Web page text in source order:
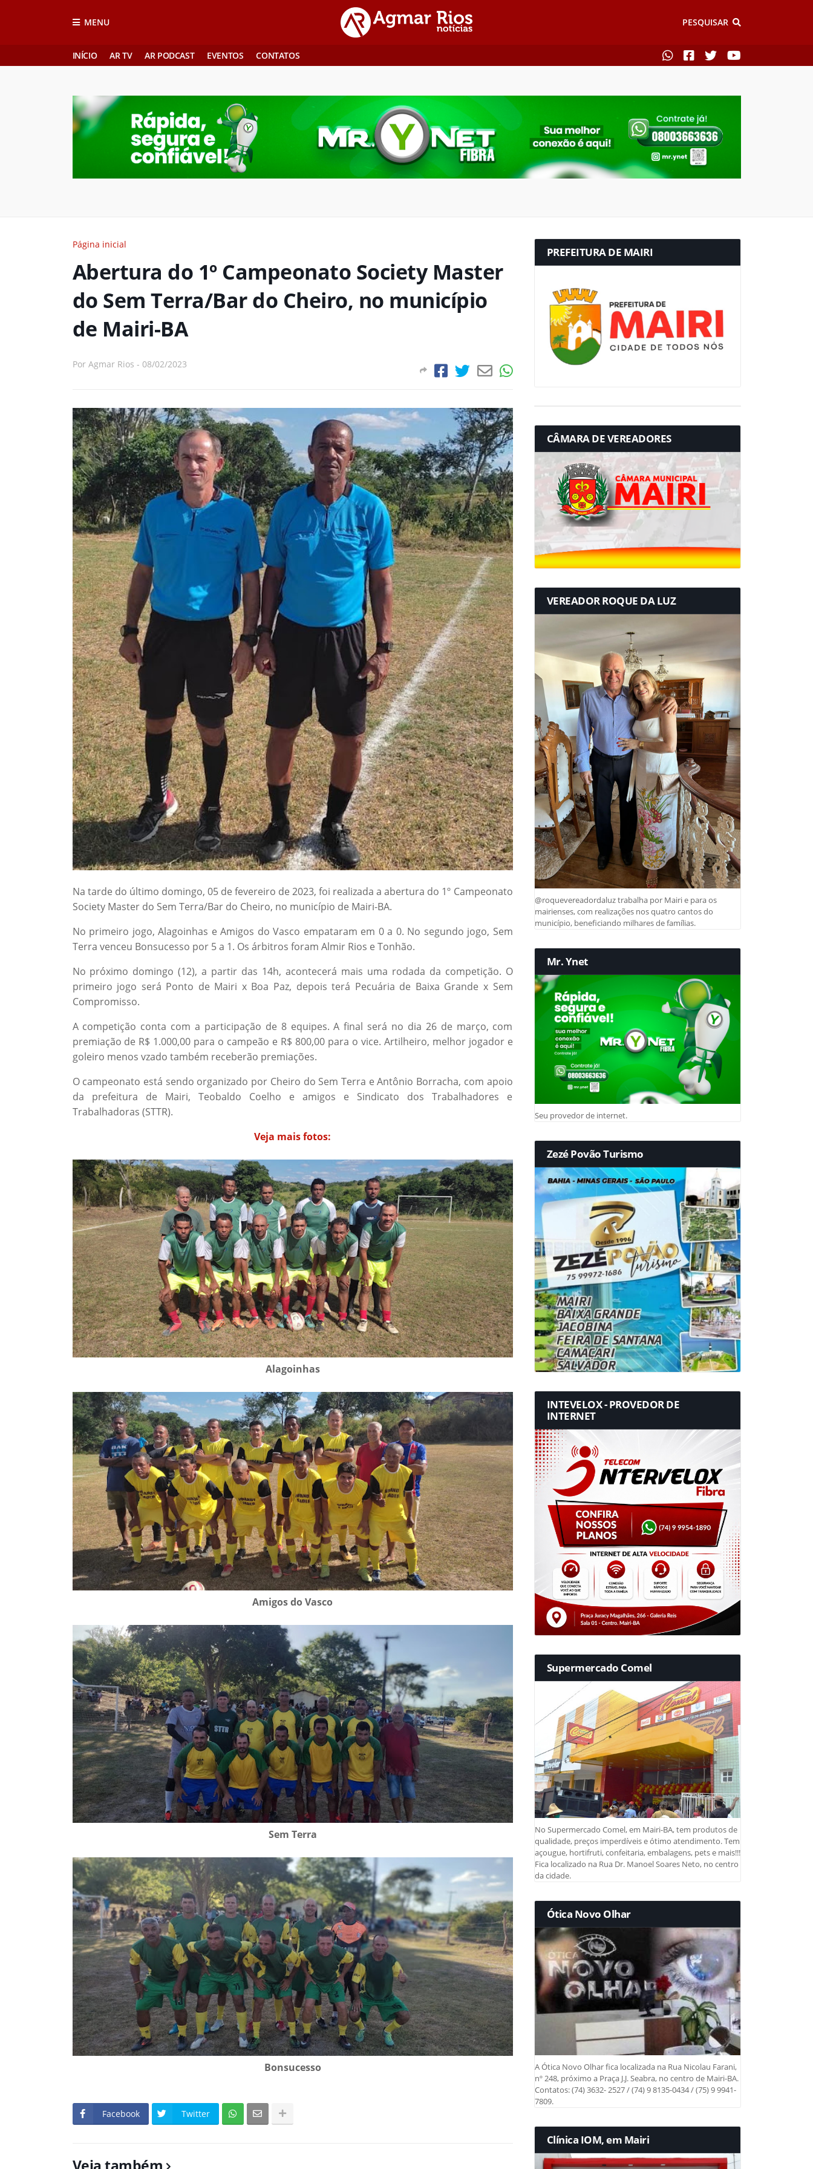
MENU PESQUISAR
INÍCIO AR TV AR PODCAST EVENTOS CONTATOS
Página inicial
Abertura do 1º Campeonato Society Master
do Sem Terra/Bar do Cheiro, no município
de Mairi-BA
Por Agmar Rios - 08/02/2023
Na tarde do último domingo, 05 de fevereiro de 2023, foi realizada a abertura do 1º Campeonato
Society Master do Sem Terra/Bar do Cheiro, no município de Mairi-BA.
No primeiro jogo, Alagoinhas e Amigos do Vasco empataram em 0 a 0. No segundo jogo, Sem
Terra venceu Bonsucesso por 5 a 1. Os árbitros foram Almir Rios e Tonhão.
No próximo domingo (12), a partir das 14h, acontecerá mais uma rodada da competição. O
primeiro jogo será Ponto de Mairi x Boa Paz, depois terá Pecuária de Baixa Grande x Sem
Compromisso.
A competição conta com a participação de 8 equipes. A final será no dia 26 de março, com
premiação de R$ 1.000,00 para o campeão e R$ 800,00 para o vice. Artilheiro, melhor jogador e
goleiro menos vzado também receberão premiações.
O campeonato está sendo organizado por Cheiro do Sem Terra e Antônio Borracha, com apoio
da prefeitura de Mairi, Teobaldo Coelho e amigos e Sindicato dos Trabalhadores e
Trabalhadoras (STTR).
Veja mais fotos:
Alagoinhas
Amigos do Vasco
Sem Terra
Bonsucesso
Facebook Twitter
PREFEITURA DE MAIRI
CÂMARA DE VEREADORES
VEREADOR ROQUE DA LUZ
@roquevereadordaluz trabalha por Mairi e para os
mairienses, com realizações nos quatro cantos do
município, beneficiando milhares de famílias.
Mr. Ynet
Seu provedor de internet.
Zezé Povão Turismo
INTEVELOX - PROVEDOR DE
INTERNET
Supermercado Comel
No Supermercado Comel, em Mairi-BA, tem produtos de
qualidade, preços imperdíveis e ótimo atendimento. Tem
açougue, hortifruti, confeitaria, embalagens, pets e mais!!!
Fica localizado na Rua Dr. Manoel Soares Neto, no centro
da cidade.
Ótica Novo Olhar
A Ótica Novo Olhar fica localizada na Rua Nicolau Farani,
nº 248, próximo a Praça J.J. Seabra, no centro de Mairi-BA.
Contatos: (74) 3632- 2527 / (74) 9 8135-0434 / (75) 9 9941-
7809.
Clínica IOM, em Mairi